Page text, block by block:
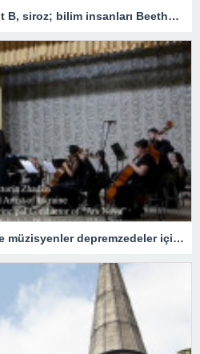
Karaciğer hastalığı, hepatit B, siroz; bilim insanları Beethoven’ın saç tellerini inceleyerek sağlık durumunu ortaya çıkardı
Dünyanın farklı ülkelerinde müzisyenler depremzedeler için konser verdi